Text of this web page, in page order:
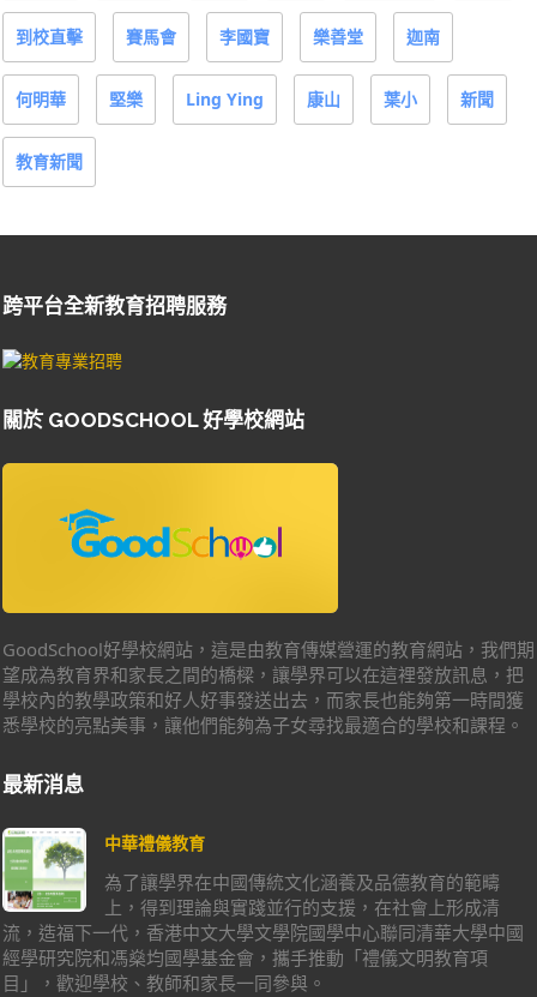
到校直擊 賽馬會 李國寶 樂善堂 迦南
何明華 堅樂 Ling Ying 康山 葉小 新聞
教育新聞
跨平台全新教育招聘服務
關於 GOODSCHOOL 好學校網站
GoodSchool好學校網站，這是由教育傳媒營運的教育網站，我們期
望成為教育界和家長之間的橋樑，讓學界可以在這裡發放訊息，把
學校內的教學政策和好人好事發送出去，而家長也能夠第一時間獲
悉學校的亮點美事，讓他們能夠為子女尋找最適合的學校和課程。
最新消息
中華禮儀教育
為了讓學界在中國傳統文化涵養及品德教育的範疇
上，得到理論與實踐並行的支援，在社會上形成清
流，造福下一代，香港中文大學文學院國學中心聯同清華大學中國
經學研究院和馮燊均國學基金會，攜手推動「禮儀文明教育項
目」，歡迎學校、教師和家長一同參與。